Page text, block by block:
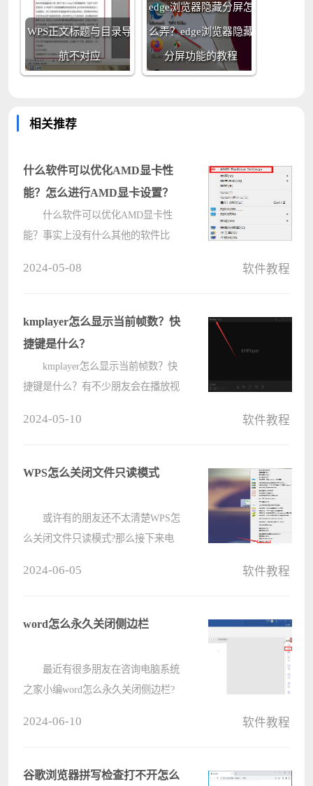
WPS正文标题与目录导
航不对应
edge浏览器隐藏分屏怎
么弄？edge浏览器隐藏
分屏功能的教程
相关推荐
什么软件可以优化AMD显卡性
能？怎么进行AMD显卡设置？
什么软件可以优化AMD显卡性
能？事实上没有什么其他的软件比
接在电脑桌面空白处点击鼠标右键，
然后选择AM????
2024-05-08 软件教程
kmplayer怎么显示当前帧数？快
捷键是什么？
kmplayer怎么显示当前帧数？快
捷键是什么？有不少朋友会在播放视
显示视频当前的帧数，希望对你有帮
2024-05-10 软件教程
WPS怎么关闭文件只读模式
或许有的朋友还不太清楚WPS怎
么关闭文件只读模式?那么接下来电
中需要处理的文件，右键打开属性面
2024-06-05 软件教程
word怎么永久关闭侧边栏
最近有很多朋友在咨询电脑系统
之家小编word怎么永久关闭侧边栏?
有需要的朋友哦。 1、首先，在
2024-06-10 软件教程
谷歌浏览器拼写检查打不开怎么